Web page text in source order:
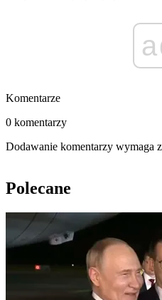
Komentarze
0 komentarzy
Dodawanie komentarzy wymaga
Polecane